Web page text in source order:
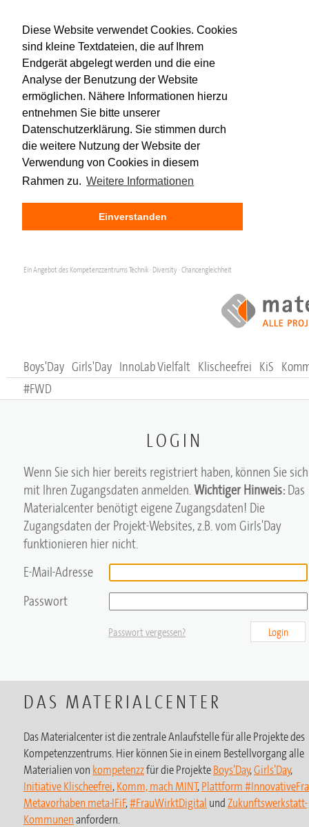
Diese Website verwendet Cookies. Cookies
sind kleine Textdateien, die auf Ihrem
Endgerät abgelegt werden und die eine
Analyse der Benutzung der Website
ermöglichen. Nähere Informationen hierzu
entnehmen Sie bitte unserer
Datenschutzerklärung. Sie stimmen durch
die weitere Nutzung der Website der
Verwendung von Cookies in diesem
Rahmen zu. Weitere Informationen
Einverstanden
Ein Angebot des Kompetenzzentrums Technik · Diversity · Chancengleichheit
Boys'Day Girls'Day InnoLab Vielfalt Klischeefrei KiS
#FWD
LOGIN
Wenn Sie sich hier bereits registriert haben, können Sie sich
mit Ihren Zugangsdaten anmelden. Wichtiger Hinweis: Das
Materialcenter benötigt eigene Zugangsdaten! Die
Zugangsdaten der Projekt-Websites, z.B. vom Girls'Day
funktionieren hier nicht.
E-Mail-Adresse
Passwort
Passwort vergessen? Login
DAS MATERIALCENTER
Das Materialcenter ist die zentrale Anlaufstelle für alle Projekte des
Kompetenzzentrums. Hier können Sie in einem Bestellvorgang alle
Materialien von kompetenzzfür die ProjekteBoys’Day,Girls’Day,
Initiative Klischeefrei,Komm, mach MINT,Plattform
Metavorhaben meta-IFiF,#FrauWirktDigital undZukunftswerkstatt-
Kommunenanfordern.